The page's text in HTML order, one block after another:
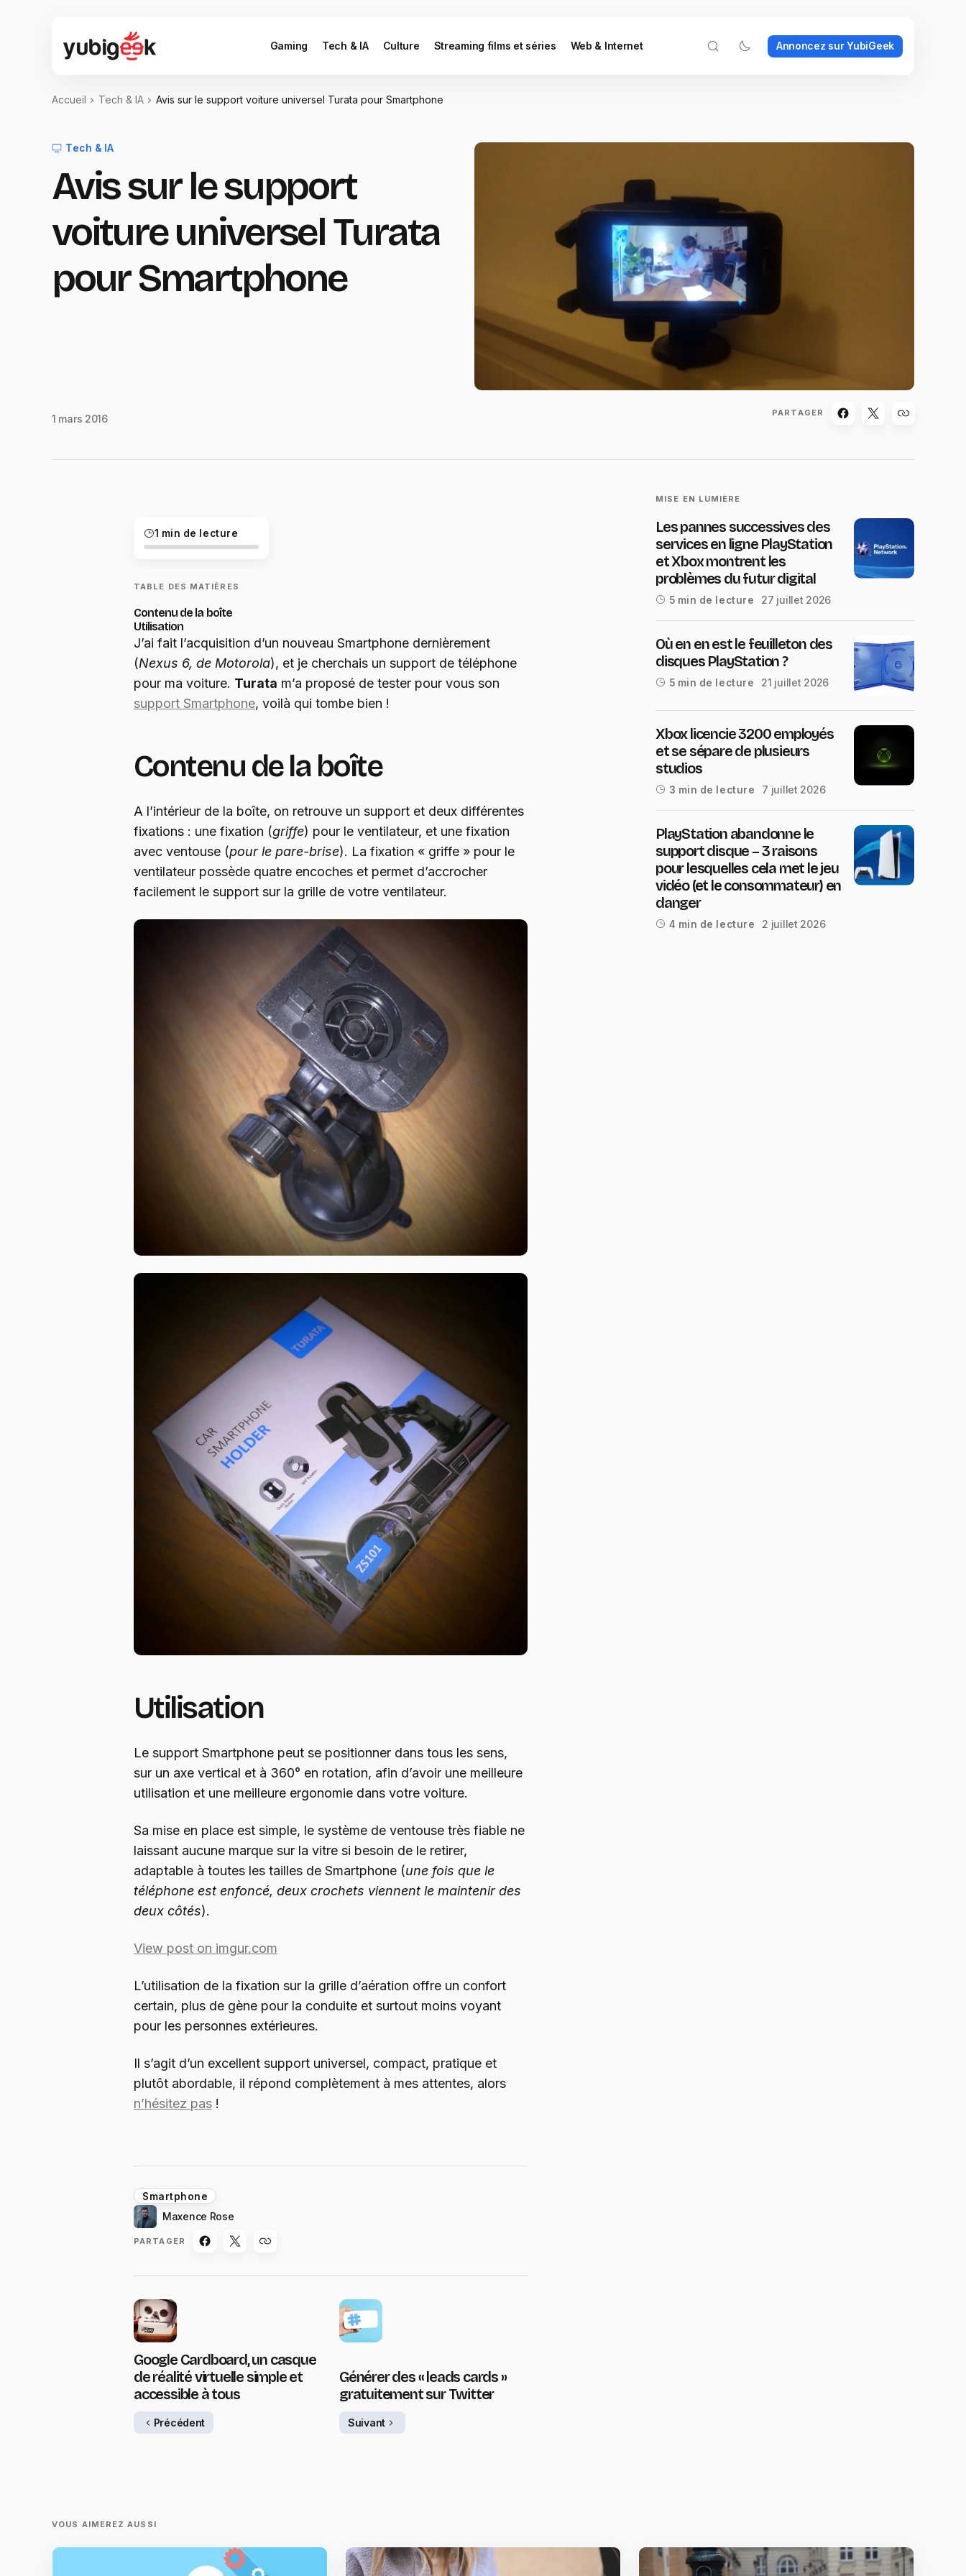
Gaming Tech & IA Culture Streaming films et séries Web & Internet Annoncez sur YubiGeek
Accueil Tech & IA Avis sur le support voiture universel Turata pour Smartphone
Tech & IA
Avis sur le support
voiture universel Turata
pour Smartphone
1 mars 2016 PARTAGER
1 min de lecture
TABLE DES MATIÈRES
Contenu de la boîte
Utilisation
J’ai fait l’acquisition d’un nouveau Smartphone dernièrement
(Nexus 6, de Motorola), et je cherchais un support de téléphone
pour ma voiture. Turata m’a proposé de tester pour vous son
support Smartphone, voilà qui tombe bien !
Contenu de la boîte
A l’intérieur de la boîte, on retrouve un support et deux différentes
fixations : une fixation (griffe) pour le ventilateur, et une fixation
avec ventouse (pour le pare-brise). La fixation « griffe » pour le
ventilateur possède quatre encoches et permet d’accrocher
facilement le support sur la grille de votre ventilateur.
Utilisation
Le support Smartphone peut se positionner dans tous les sens,
sur un axe vertical et à 360° en rotation, afin d’avoir une meilleure
utilisation et une meilleure ergonomie dans votre voiture.
Sa mise en place est simple, le système de ventouse très fiable ne
laissant aucune marque sur la vitre si besoin de le retirer,
adaptable à toutes les tailles de Smartphone (une fois que le
téléphone est enfoncé, deux crochets viennent le maintenir des
deux côtés).
View post on imgur.com
L’utilisation de la fixation sur la grille d’aération offre un confort
certain, plus de gène pour la conduite et surtout moins voyant
pour les personnes extérieures.
Il s’agit d’un excellent support universel, compact, pratique et
plutôt abordable, il répond complètement à mes attentes, alors
n’hésitez pas !
Smartphone
Maxence Rose
PARTAGER
Google Cardboard, un casque
de réalité virtuelle simple et
accessible à tous
Précédent
Générer des « leads cards »
gratuitement sur Twitter
Suivant
MISE EN LUMIÈRE
Les pannes successives des
services en ligne PlayStation
et Xbox montrent les
problèmes du futur digital
5 min de lecture 27 juillet 2026
Où en en est le feuilleton des
disques PlayStation ?
5 min de lecture 21 juillet 2026
Xbox licencie 3200 employés
et se sépare de plusieurs
studios
3 min de lecture 7 juillet 2026
PlayStation abandonne le
support disque – 3 raisons
pour lesquelles cela met le jeu
vidéo (et le consommateur) en
danger
4 min de lecture 2 juillet 2026
VOUS AIMEREZ AUSSI